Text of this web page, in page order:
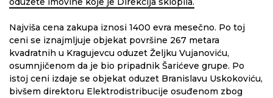
Najviša cena zakupa iznosi 1400 evra mesečno. Po toj
ceni se iznajmljuje objekat površine 267 metara
kvadratnih u Kragujevcu oduzet Željku Vujanoviću,
osumnjičenom da je bio pripadnik Šarićeve grupe. Po
istoj ceni izdaje se objekat oduzet Branislavu Uskokoviću,
bivšem direktoru Elektrodistribucije osuđenom zbog